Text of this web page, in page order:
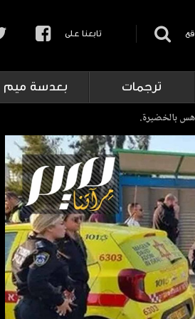
تابعنا على
ترجمات بعدسة ميم
بالخضيرة.